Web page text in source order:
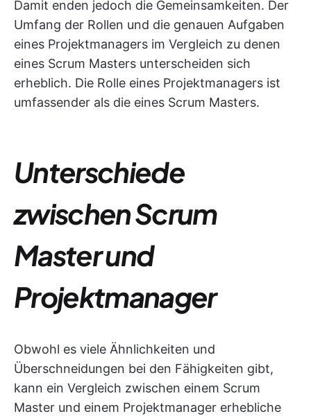
Damit enden jedoch die Gemeinsamkeiten. Der
Umfang der Rollen und die genauen Aufgaben
eines Projektmanagers im Vergleich zu denen
eines Scrum Masters unterscheiden sich
erheblich. Die Rolle eines Projektmanagers ist
umfassender als die eines Scrum Masters.
Unterschiede
zwischen Scrum
Master und
Projektmanager
Obwohl es viele Ähnlichkeiten und
Überschneidungen bei den Fähigkeiten gibt,
kann ein Vergleich zwischen einem Scrum
Master und einem Projektmanager erhebliche